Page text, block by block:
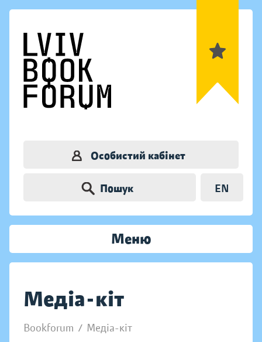
Особистий кабінет
Пошук EN
Меню
Медіа-кіт
Bookforum / Медіа-кіт